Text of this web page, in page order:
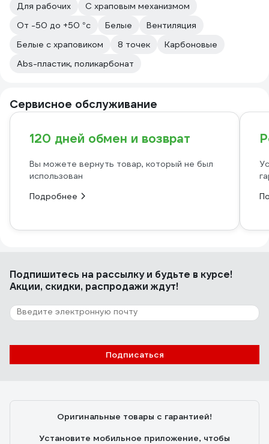
Для рабочих
С храповым механизмом
От -50 до +50 °с
Белые
Вентиляция
Белые с храповиком
8 точек
Карбоновые
Abs-пластик, поликарбонат
Сервисное обслуживание
120 дней обмен и возврат
Вы можете вернуть товар, который не был
использован
Подробнее
Подпишитесь на рассылкуи будьте в курсе!
Акции, скидки, распродажи ждут!
Подписаться
Оригинальные товары с гарантией!
Установите мобильное приложение, чтобы